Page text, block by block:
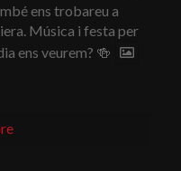
ens trobareu a
Música i festa per
ens veurem? 🍻